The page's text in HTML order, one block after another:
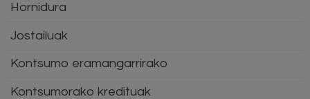
Hornidura
Jostailuak
Kontsumo eramangarrirako
Kontsumorako kredituak